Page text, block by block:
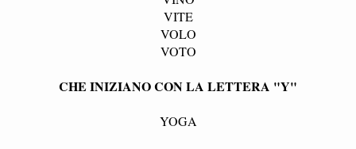
VITE
VOLO
VOTO
CHE INIZIANO CON LA LETTERA "Y"
YOGA